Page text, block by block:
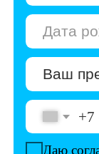
Даю
Даю